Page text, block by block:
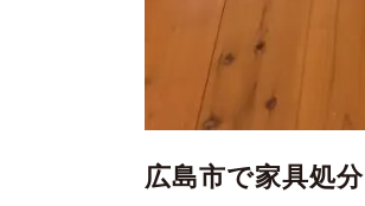
広島市で家具処分